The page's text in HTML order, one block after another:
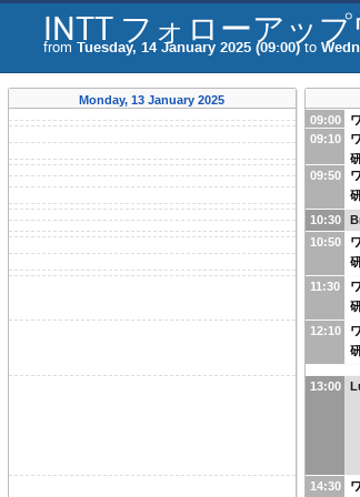
INTT フォローアッ
from Tuesday, 14 January 2025 (09:00)to
Monday, 13 January 2025
09:00
09:10
09:50
10:30
10:50
11:30
12:10
13:00
14:30